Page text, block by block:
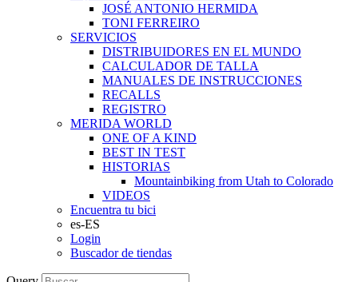
JOSÉ ANTONIO HERMIDA
TONI FERREIRO
SERVICIOS
DISTRIBUIDORES EN EL MUNDO
CALCULADOR DE TALLA
MANUALES DE INSTRUCCIONES
RECALLS
REGISTRO
MERIDA WORLD
ONE OF A KIND
BEST IN TEST
HISTORIAS
Mountainbiking from Utah to Colorado
VIDEOS
Encuentra tu bici
es-ES
Login
Buscador de tiendas